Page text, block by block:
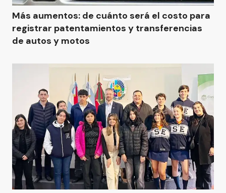
Más aumentos: de cuánto será el costo para
registrar patentamientos y transferencias
de autos y motos